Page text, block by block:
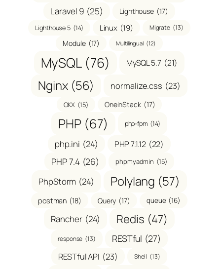
Laravel 9 (25) Lighthouse (17)
Lighthouse 5 (14) Linux (19) Migrate (13)
Module (17) Multilingual (12)
MySQL (76) MySQL 5.7 (21)
Nginx (56) normalize.css (23)
OKX (15) OneinStack (17)
PHP (67) php-fpm (14)
php.ini (24) PHP 7.1.12 (22)
PHP 7.4 (26) phpmyadmin (15)
PhpStorm (24) Polylang (57)
postman (18) Query (17) queue (16)
Rancher (24) Redis (47)
response (13) RESTful (27)
RESTful API (23) Shell (13)